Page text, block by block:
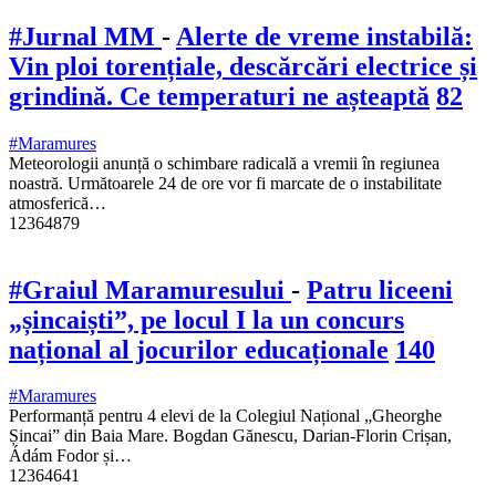
#Jurnal MM - Alerte de vreme instabilă:
Vin ploi torențiale, descărcări electrice și
grindină. Ce temperaturi ne așteaptă 82
#Maramures
Meteorologii anunță o schimbare radicală a vremii în regiunea
noastră. Următoarele 24 de ore vor fi marcate de o instabilitate
atmosferică…
12364879
#Graiul Maramuresului - Patru liceeni
„șincaiști”, pe locul I la un concurs
național al jocurilor educaționale 140
#Maramures
Performanță pentru 4 elevi de la Colegiul Național „Gheorghe
Șincai” din Baia Mare. Bogdan Gănescu, Darian-Florin Crișan,
Ádám Fodor și…
12364641